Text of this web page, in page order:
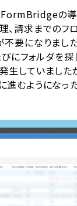
の導
、請求までの
不要になりまし
にフォルダを探
生していました
むようになっ